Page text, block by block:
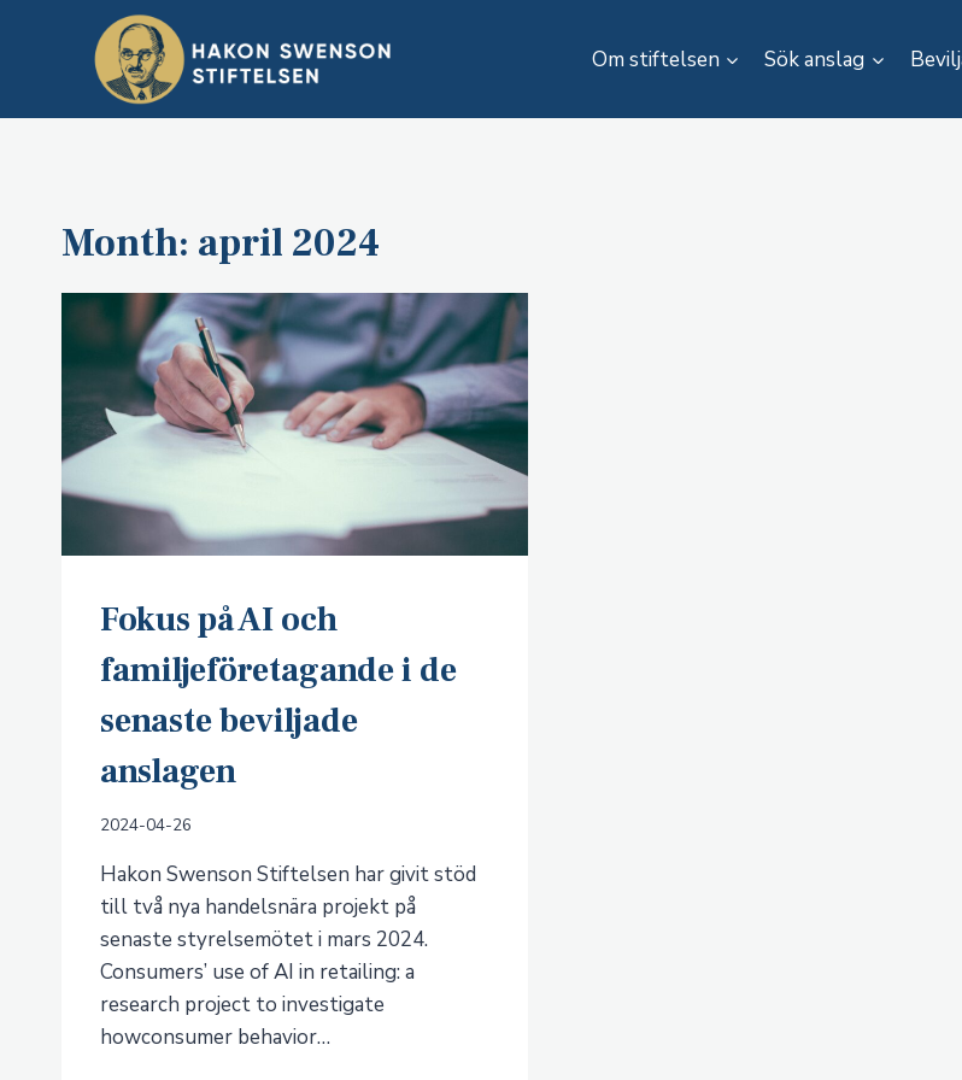
Om stiftelsen Sök anslag
Month: april 2024
Fokus på AI och
familjeföretagande i de
senaste beviljade
anslagen
2024-04-26
Hakon Swenson Stiftelsen har givit stöd
till två nya handelsnära projekt på
senaste styrelsemötet i mars 2024.
Consumers’ use of AI in retailing: a
research project to investigate
howconsumer behavior…